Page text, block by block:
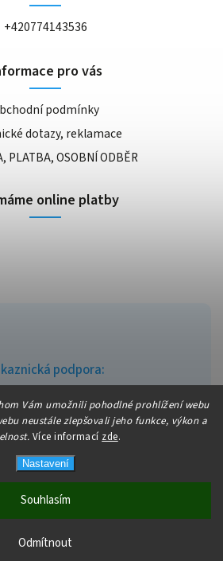
Vám umožnili pohodlné prohlížení webu
neustále zlepšovali jeho funkce, výkon a
Více informací zde.
Nastavení
Odmítnout
Souhlasím
podpora:
+420774143536
pro vás
podmínky
dotazy, reklamace
PLATBA, OSOBNÍ ODBĚR
online platby
fajndrogerie
Shoptet | Design